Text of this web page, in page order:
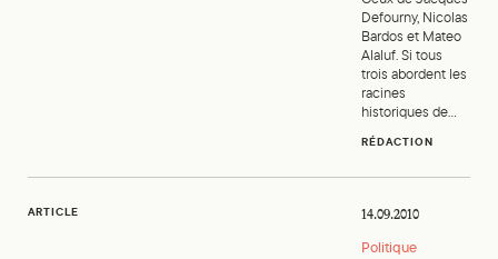
Defourny, Nicolas
Bardos et Mateo
Alaluf. Si tous
trois abordent les
racines
historiques de...
RÉDACTION
ARTICLE 14.09.2010
Politique